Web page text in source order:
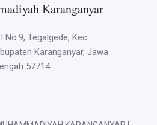
Karanganyar
No.9, Tegalgede, Kec.
Karanganyar, Jawa
57714